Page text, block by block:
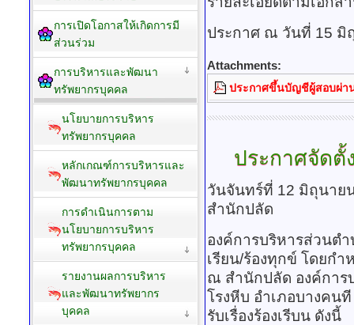
ประกาศ ณ วันที่ 15 มิ
Attachments:
ประกาศขึ้นบัญชีผู้สอบผ่า
ประกาศจัดตั้
วันจันทร์ที่ 12 มิถุนาย
สำนักปลัด
องค์การบริหารส่วนตำ
เรียน/ร้องทุกข์ โดยกำ
ณ สำนักปลัด องค์การ
โรงหีบ อำเภอบางคน
รับเรื่องร้องเรีบน ดังนี้
การเปิดโอกาสให้เกิดการมี
ส่วนร่วม
การบริหารและพัฒนา
ทรัพยากรบุคคล
นโยบายการบริหาร
ทรัพยากรบุคคล
หลักเกณฑ์การบริหารและ
พัฒนาทรัพยากรบุคคล
การดำเนินการตาม
นโยบายการบริหาร
ทรัพยากรบุคคล
รายงานผลการบริหาร
และพัฒนาทรัพยากร
บุคคล